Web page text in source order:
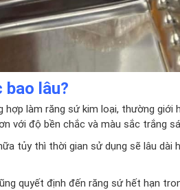
lâu?
làm răng sứ kim loại, thường giới
với độ bền chắc và màu sắc trắng
tủy thì thời gian sử dụng sẽ lâu
quyết định đến răng sứ hết hạn